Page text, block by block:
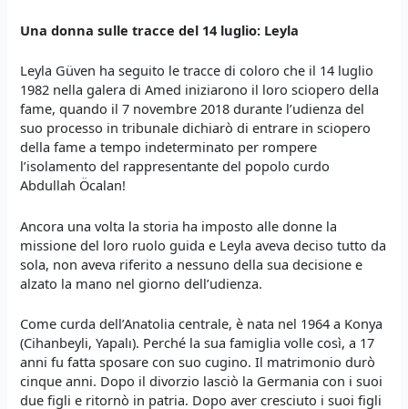
Una donna sulle tracce del 14 luglio: Leyla
Leyla Güven ha seguito le tracce di coloro che il 14 luglio
1982 nella galera di Amed iniziarono il loro sciopero della
fame, quando il 7 novembre 2018 durante l’udienza del
suo processo in tribunale dichiarò di entrare in sciopero
della fame a tempo indeterminato per rompere
l’isolamento del rappresentante del popolo curdo
Abdullah Öcalan!
Ancora una volta la storia ha imposto alle donne la
missione del loro ruolo guida e Leyla aveva deciso tutto da
sola, non aveva riferito a nessuno della sua decisione e
alzato la mano nel giorno dell’udienza.
Come curda dell’Anatolia centrale, è nata nel 1964 a Konya
(Cihanbeyli, Yapalı). Perché la sua famiglia volle così, a 17
anni fu fatta sposare con suo cugino. Il matrimonio durò
cinque anni. Dopo il divorzio lasciò la Germania con i suoi
due figli e ritornò in patria. Dopo aver cresciuto i suoi figli